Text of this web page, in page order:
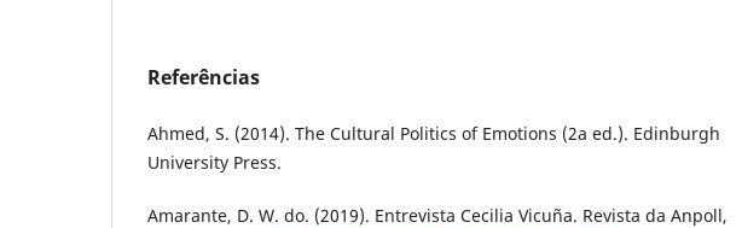
Referências
Ahmed, S. (2014). The Cultural Politics of Emotions (2a ed.). Edinburgh
University Press.
Amarante, D. W. do. (2019). Entrevista Cecilia Vicuña. Revista da Anpoll,